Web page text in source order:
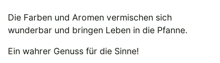
Die Farben und Aromen vermischen sich
wunderbar und bringen Leben in die Pfanne.
Ein wahrer Genuss für die Sinne!